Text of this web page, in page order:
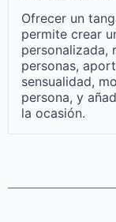
Ofrecer un
permite crear
personalizada,
personas,
sensualidad,
persona, y
la ocasión.